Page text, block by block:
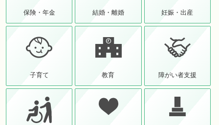
保険・年金 結婚・離婚 妊娠・出産
子育て 教育 障がい者支援